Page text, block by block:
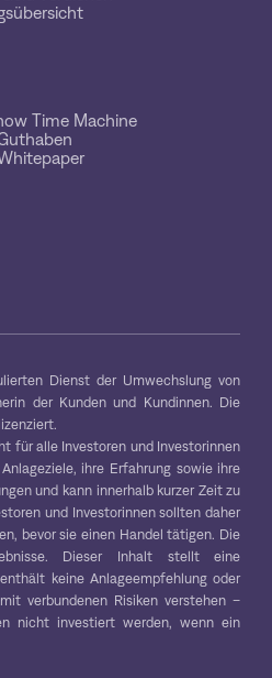
Time Machine
Dienst der Umwechslung von
der Kunden und Kundinnen. Die
für alle Investoren und Investorinnen
ihre Erfahrung sowie ihre
und kann innerhalb kurzer Zeit zu
und Investorinnen sollten daher
bevor sie einen Handel tätigen. Die
Dieser Inhalt stellt eine
keine Anlageempfehlung oder
verbundenen Risiken verstehen –
nicht investiert werden, wenn ein